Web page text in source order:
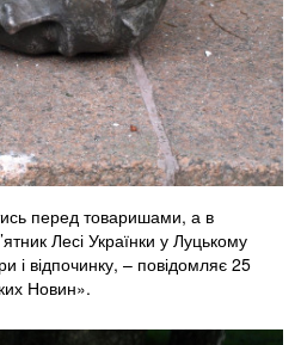
перед товаришами, а в
Лесі Українки у Луцькому
і відпочинку, – повідомляє 25
Новин».